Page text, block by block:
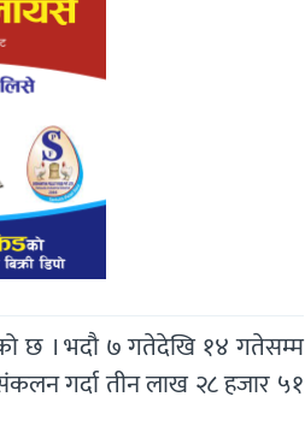
छ । भदौ ७ गतेदेखि १४ गतेसम्म
गर्दा तीन लाख २८ हजार ५१